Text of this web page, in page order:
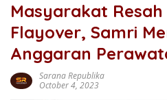
Masyarakat
Flayover, Samri
Anggaran
Sarana Republika
October 4, 2023